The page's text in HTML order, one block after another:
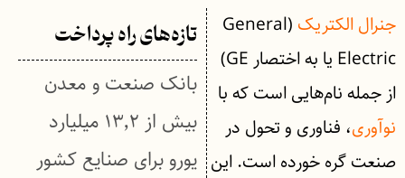
جنرال الکتریک (General
Electric یا به اختصار GE)
از جمله نام‌هایی است که با
نوآوری، فناوری و تحول در
صنعت گره خورده است. این
تازه‌های راه پرداخت
بانک صنعت و معدن
بیش از ۱۳٬۲ میلیارد
یورو برای صنایع کشور